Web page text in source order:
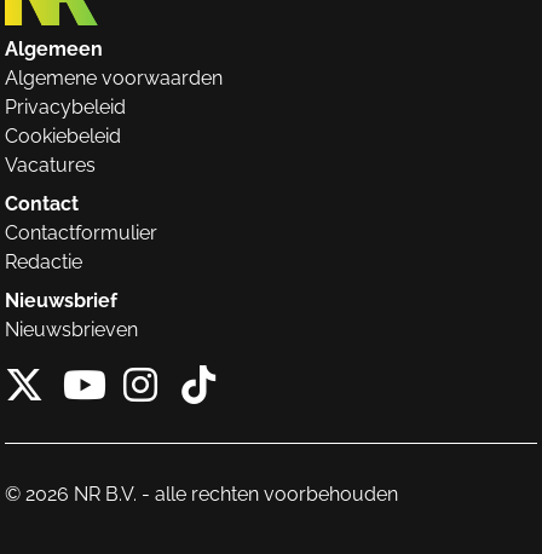
Algemeen
Algemene voorwaarden
Privacybeleid
Cookiebeleid
Vacatures
Contact
Contactformulier
Redactie
Nieuwsbrief
Nieuwsbrieven
X van NieuwRechts
Instagram van
Tiktok van
© 2026 NR B.V. - alle rechten voorbehouden